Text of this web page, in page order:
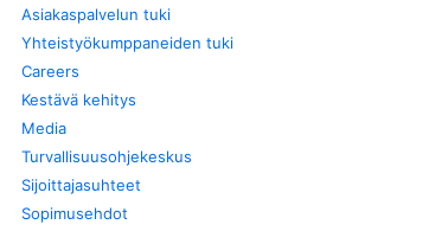
Asiakaspalvelun tuki
Yhteistyökumppaneiden tuki
Careers
Kestävä kehitys
Media
Turvallisuusohjekeskus
Sijoittajasuhteet
Sopimusehdot